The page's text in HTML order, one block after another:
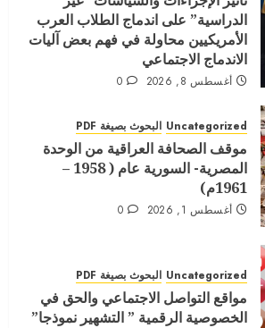
الدراسية” على اندماج الطلاب العرب
الأمريكيين محاولة في فهم بعض آليات
الاندماج الاجتماعي
أغسطس 8, 2026 0
Uncategorized البحوث بصيغة PDF
موقف الصحافة العراقية من الوحدة
المصرية- السورية عام ( 1958 –
1961م)
أغسطس 1, 2026 0
Uncategorized البحوث بصيغة PDF
مواقع التواصل الاجتماعي والحق في
الخصوصية الرقمية ” التشهير نموذجا”